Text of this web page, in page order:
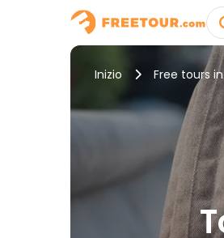
Inizio Free tours